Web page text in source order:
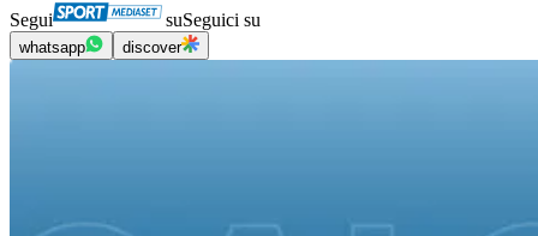
Segui suSeguici su
whatsapp discover